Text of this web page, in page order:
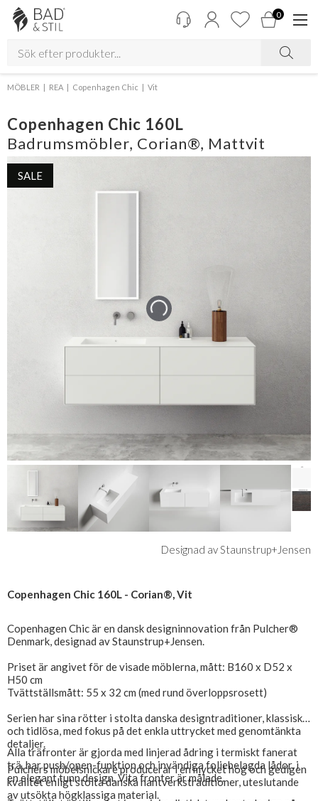
0
MÖBLER REA Copenhagen Chic Vit
Copenhagen Chic 160L
Badrumsmöbler, Corian®, Mattvit
SALE
Designad av Staunstrup+Jensen
Copenhagen Chic 160L - Corian®, Vit
Copenhagen Chic är en dansk designinnovation från Pulcher®
Denmark, designad av Staunstrup+Jensen.
Priset är angivet för de visade möblerna, mått: B160 x D52 x
H50 cm
Tvättställsmått: 55 x 32 cm (med rund överloppsrosett)
Serien har sina rötter i stolta danska designtraditioner, klassiska
och tidlösa, med fokus på det enkla uttrycket med genomtänkta
detaljer.
Pulchers möbelsnickare producerar i en mycket hög och gedigen
kvalitet enligt stolta danska hantverkstraditioner, uteslutande
av utsökta högklassiga material.
Alla träfronter är gjorda med linjerad ådring i termiskt fanerat
trä, har push/open-funktion och invändiga foliebelagda lådor, i
en elegant tunn design. Vita fronter är målade.